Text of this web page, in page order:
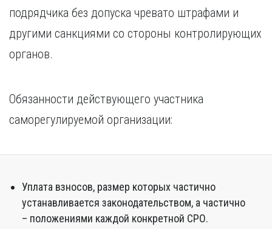
Нижний Тагил
Новокузнецк
подрядчика без допуска чревато штрафами и
другими санкциями со стороны контролирующих
органов.
Обязанности действующего участника
саморегулируемой организации:
Уплата взносов, размер которых частично
устанавливается законодательством, а частично
– положениями каждой конкретной СРО.